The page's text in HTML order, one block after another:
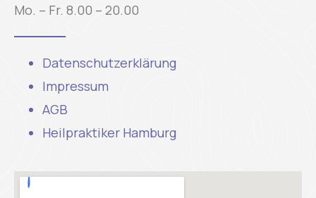
Mo. – Fr. 8.00 – 20.00
Datenschutzerklärung
Impressum
AGB
Heilpraktiker Hamburg